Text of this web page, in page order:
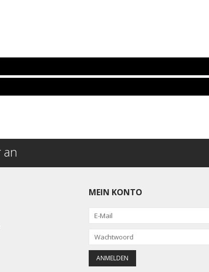
MEIN KONTO